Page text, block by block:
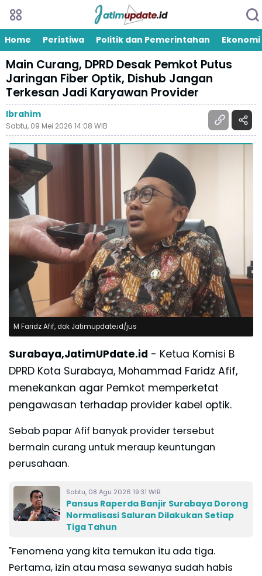
Home Peristiwa Politik dan Pemerintahan Ekonomi
Main Curang, DPRD Desak Pemkot Putus
Jaringan Fiber Optik, Dishub Jangan
Terkesan Jadi Karyawan Provider
Ibrahim
Sabtu, 09 Mei 2026 14:08 WIB
M Faridz Afif, dok Jatimupdate.id/jus
Surabaya,JatimUPdate.id - Ketua Komisi B
DPRD Kota Surabaya, Mohammad Faridz Afif,
menekankan agar Pemkot memperketat
pengawasan terhadap provider kabel optik.
Sebab papar Afif banyak provider tersebut
bermain curang untuk meraup keuntungan
perusahaan.
Sabtu, 08 Agu 2026 19:31 WIB
Pansus Raperda Banjir Surabaya Dorong
Normalisasi Saluran Dilakukan Setiap
Tiga Tahun
"Fenomena yang kita temukan itu ada tiga.
Pertama, izin atau masa sewanya sudah habis